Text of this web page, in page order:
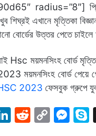
radius=”8″] প্রিয়
শিঘ্রই এখানে মৃত্তিকা
বোর্ডের উত্তর পেতে
Hsc ময়মনসিংহ বোর্ড
ময়মনসিংহ বোর্ড পেয়ে
2023 ফেসবুক গ্রুপে
Li R
C
M